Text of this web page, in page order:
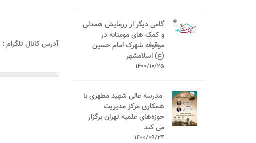
گامی دیگر از رزمایش همدلی
و کمک های مومنانه در
موقوفه شهرک امام حسین
(ع) اسلامشهر
1400/10/25
️ مدرسه عالی شهید مطهری با
همکاری مرکز مدیریت
حوزه‌های علمیه تهران برگزار
می کند
1400/09/24
آدرس کانال تلگرام :